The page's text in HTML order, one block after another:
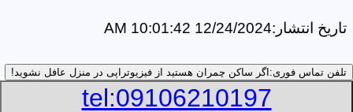
تاریخ انتشار:12/24/2024 10:01:42 AM
تلفن تماس فوری: اگر ساکن چمران هستید از فیزیوتراپی در منزل عافل نشوید!
tel:09106210197